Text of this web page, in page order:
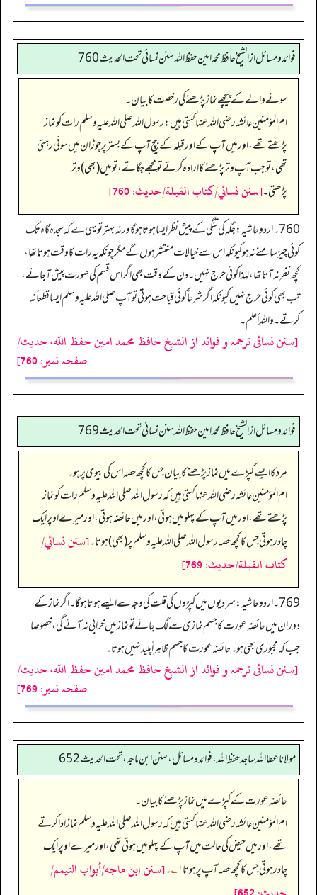
فوائد ومسائل از الشيخ حافظ محمد امين حفظ الله سنن نسائي تحت الحديث 760
سونے والے کے پیچھے نماز پڑھنے کی رخصت کا بیان۔
ام المؤمنین عائشہ رضی اللہ عنہا کہتی ہیں: رسول اللہ صلی اللہ علیہ وسلم رات کو نماز
پڑھتے تھے، اور میں آپ کے اور قبلہ کے بیچ آپ کے بستر پر چوڑان میں سوئی رہتی
تھی، تو جب آپ وتر پڑھنے کا ارادہ کرتے تو مجھے جگاتے، تو میں (بھی) وتر
پڑھتی۔[سنن نسائي/كتاب القبلة/حدیث: 760]
760 ۔ اردو حاشیہ: جگہ کی تنگی کے پیش نظر ایسا ہوتا ہو گا ورنہ بہتر تو یہی ے کہ سجدہ گاہ تک
کوئی چیز سامنے نہ ہو کیونکہ اس سے خیالات منتشر ہوں گے مگر چونکہ یہ رات کا وقت ہوتا تھا،
کچھ نظر نہ آتا تھا، لہٰذا کوئی حرج نہیں۔ دن کے وقت بھی اگر اس قسم کی صورت پیش آ جائے،
تب بھی کوئی حرج نہیں کیونکہ اگر شرعاً کوئی قباحت ہوتی تو آپ صلی اللہ علیہ وسلم ایسا قطعاً نہ
کرتے۔ واللہ أعلم۔
[سنن نسائی ترجمہ و فوائد از الشیخ حافظ محمد امین حفظ اللہ، حدیث/
صفحہ نمبر: 760]
فوائد ومسائل از الشيخ حافظ محمد امين حفظ الله سنن نسائي تحت الحديث 769
مرد کا ایسے کپڑے میں نماز پڑھنے کا بیان جس کا کچھ حصہ اس کی بیوی پر ہو۔
ام المؤمنین عائشہ رضی اللہ عنہا کہتی ہیں کہ رسول اللہ صلی اللہ علیہ وسلم رات کو نماز
پڑھتے تھے، اور میں آپ کے پہلو میں ہوتی، اور میں حائضہ ہوتی، اور میرے اوپر ایک
چادر ہوتی جس کا کچھ حصہ رسول اللہ صلی اللہ علیہ وسلم پر (بھی) ہوتا۔[سنن نسائي/
كتاب القبلة/حدیث: 769]
769 ۔ اردو حاشیہ: سردیوں میں کپڑوں کی قلت کی وجہ سے ایسے ہوتا ہو گا۔ اگر نماز کے
دوران میں حائضہ عورت کا جسم نمازی سے لگ جائے تو نماز میں خرابی نہ آئے گی، خصوصا
جب کہ مجبوری بھی ہو۔ حائضہ عورت کا جسم ظاہراً پلید نہیں ہوتا۔
[سنن نسائی ترجمہ و فوائد از الشیخ حافظ محمد امین حفظ اللہ، حدیث/
صفحہ نمبر: 769]
مولانا عطا الله ساجد حفظ الله، فوائد و مسائل، سنن ابن ماجه، تحت الحديث652
حائضہ عورت کے کپڑے میں نماز پڑھنے کا بیان۔
ام المؤمنین عائشہ رضی اللہ عنہا کہتی ہیں کہ رسول اللہ صلی اللہ علیہ وسلم نماز ادا کرتے
تھے، اور میں حیض کی حالت میں آپ کے پہلو میں ہوتی تھی، اور میرے اوپر ایک
چادر ہوتی جس کا کچھ حصہ آپ پر ہوتا۱؎ ۔[سنن ابن ماجه/أبواب التيمم/